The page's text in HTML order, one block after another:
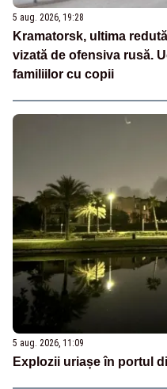
5 aug. 2026, 19:28
Kramatorsk, ultima
vizată de ofensiva rusă.
familiilor cu copii
5 aug. 2026, 11:09
Explozii uriașe în portul